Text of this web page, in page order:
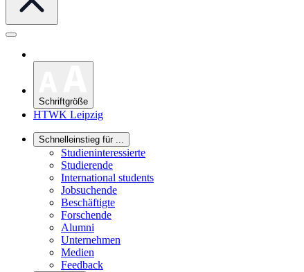
Schriftgröße
HTWK Leipzig
Schnelleinstieg für ...
Studieninteressierte
Studierende
International students
Jobsuchende
Beschäftigte
Forschende
Alumni
Unternehmen
Medien
Feedback